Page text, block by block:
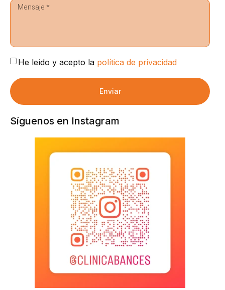
He leído y acepto la política de privacidad
Enviar
Síguenos en Instagram